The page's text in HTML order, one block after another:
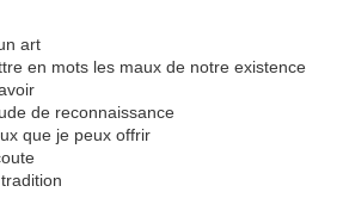
art
en mots les maux de notre existence
de reconnaissance
que je peux offrir